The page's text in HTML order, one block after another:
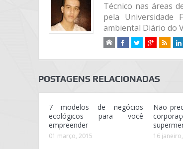
Técnico nas áreas
pela Universidade
ambiental Diário do
POSTAGENS RELACIONADAS
7 modelos de negócios
ecológicos para você
empreender
01 março, 2015
Não
16